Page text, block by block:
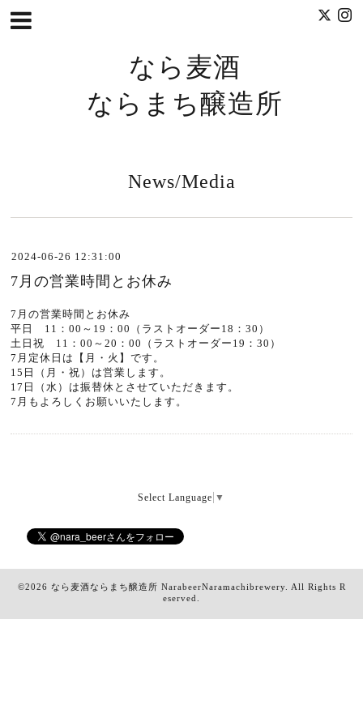
なら麦酒
ならまち醸造所
News/Media
2024-06-26 12:31:00
7月の営業時間とお休み
7月の営業時間とお休み
平日 11：00～19：00（ラストオーダー18：30）
土日祝 11：00～20：00（ラストオーダー19：30）
7月定休日は【月・火】です。
15日（月・祝）は営業します。
17日（水）は振替休とさせていただきます。
7月もよろしくお願いいたします。
Select Language ▼
©2026 なら麦酒ならまち醸造所 NarabeerNaramachibrewery. All Rights R
eserved.